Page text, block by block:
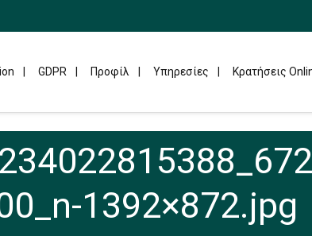
GDPR Προφίλ Υπηρεσίες Κρατήσεις
1392×872.jpg